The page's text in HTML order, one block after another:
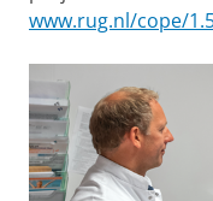
www.rug.nl/cope/